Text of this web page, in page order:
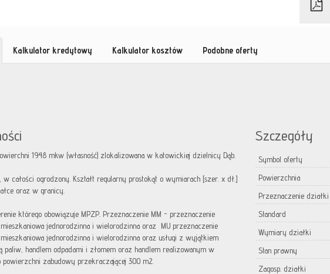
Kalkulator kredytowy Kalkulator kosztów Podobne oferty
1948 mkw (własność) zlokalizowana w katowickiej dzielnicy Dąb.
w całości ogrodzony. Kształt regularny prostokąt o wymiarach [szer. x dł.]
oraz w granicy.
którego obowiązuje MPZP. Przeznaczenie MM - przeznaczenie
jednorodzinna i wielorodzinna oraz MU przeznaczenie
jednorodzinna i wielorodzinna oraz usługi z wyjątkiem
paliw, handlem odpadami i złomem oraz handlem realizowanym w
powierzchni zabudowy przekraczającej 300 m2.
Szczegóły
Symbol oferty
Powierzchnia
Przeznaczenie działki
Standard
Wymiary działki
Stan prawny
Zagosp. działki